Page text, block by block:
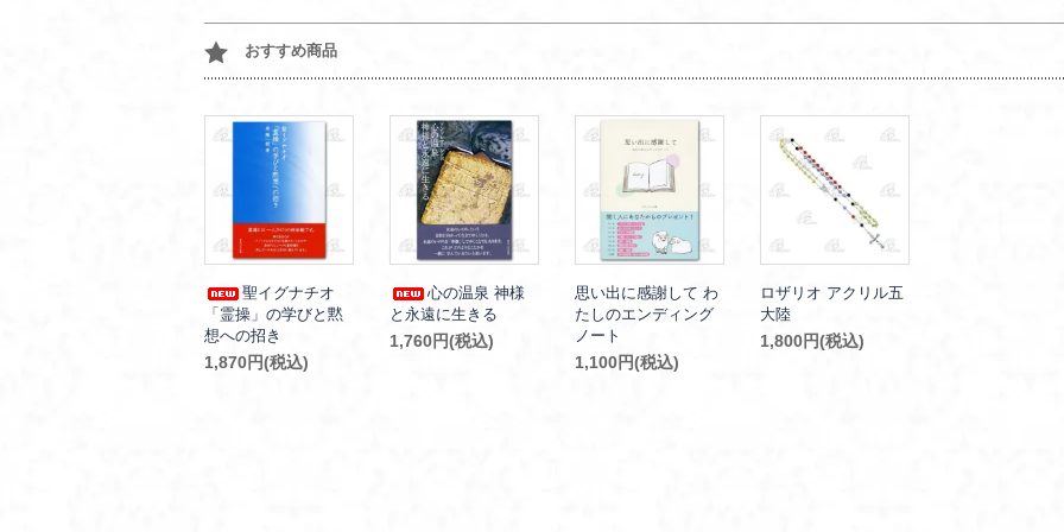
おすすめ商品
聖イグナチオ
「霊操」の学びと黙
想への招き
1,870円(税込)
心の温泉 神様
と永遠に生きる
1,760円(税込)
思い出に感謝して わ
たしのエンディング
ノート
1,100円(税込)
ロザリオ アクリル五
大陸
1,800円(税込)